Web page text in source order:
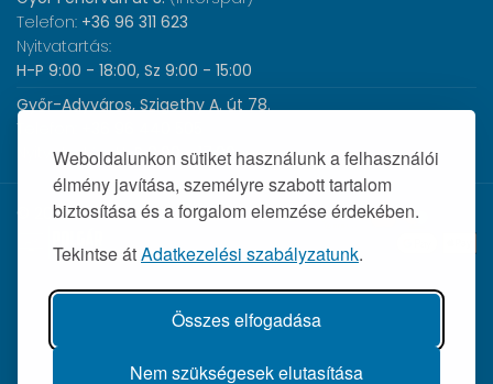
Weboldalunkon sütiket használunk a felhasználói
élmény javítása, személyre szabott tartalom
biztosítása és a forgalom elemzése érdekében.
Tekintse átAdatkezelési szabályzatunk.
Összes elfogadása
Nem szükségesek elutasítása
Telefon: +36 96 311 623
Nyitvatartás:
H-P 9:00 - 18:00, Sz 9:00 - 15:00
Győr-Adyváros, Szigethy A. út 78.
Telefon:
Nyitvatartás:H-P 8:00 - 17:00
© 2026 Wolf Orvosi Műszer Kft. |